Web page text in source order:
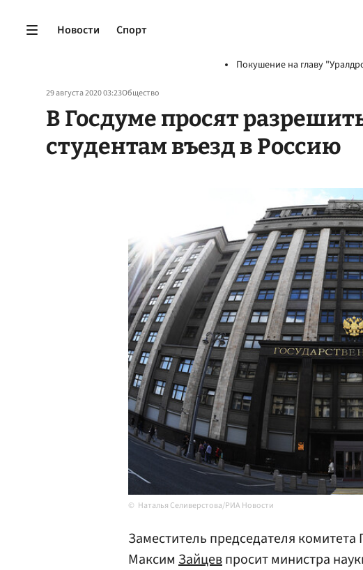
Новости Спорт
Покушение на главу
29 августа 2020 03:23Общество
В Госдуме просят
студентам въезд в Россию
Наталья Селиверстова/РИА Новости
Заместитель председателя
Максим Зайцевпросит министра